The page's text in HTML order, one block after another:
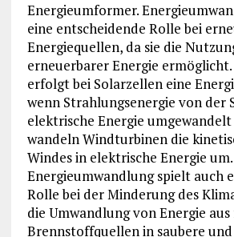
Energieumformer.
eine entscheidende Rolle bei
Energiequellen, da sie die
erneuerbarer Energie
erfolgt bei Solarzellen eine
wenn Strahlungsenergie von der
elektrische Energie
wandeln Windturbinen die
Windes in elektrische Energie um.
Energieumwandlung spielt auch
Rolle bei der Minderung des
die Umwandlung von Energie aus
Brennstoffquellen in saubere